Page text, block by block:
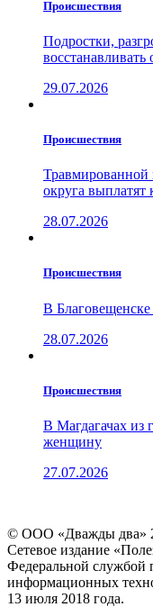
Проиcшествия
Подростки,
восстанавливать
29.07.2026
Проиcшествия
Травмированной
округа
28.07.2026
Проиcшествия
В
28.07.2026
Проиcшествия
В Магдагачах из
женщину
27.07.2026
© ООО «Дважды два»
Сетевое издание
Федеральной службой
информационных
13 июля 2018 года.